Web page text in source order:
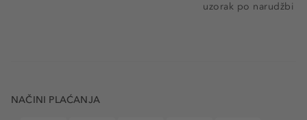
uzorak po narudžbi
NAČINI PLAĆANJA